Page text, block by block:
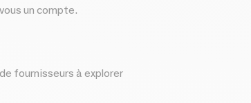
un compte.
fournisseurs à explorer